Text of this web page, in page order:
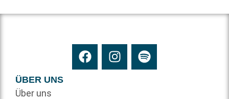
ÜBER UNS
Über uns